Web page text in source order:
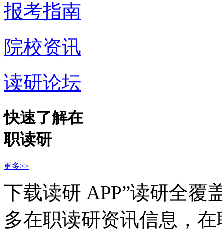
报考指南
院校资讯
读研论坛
快速了解在
职读研
更多>>
下载读研 APP”读研全覆
多在职读研资讯信息，